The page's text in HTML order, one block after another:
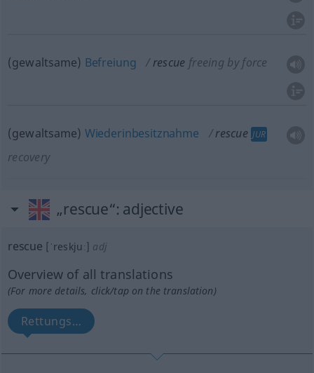
(gewaltsame) Befreiung rescue freeing by force
(gewaltsame) Wiederinbesitznahme rescue JUR
recovery
„rescue“: adjective
rescue [ˈreskjuː] adj
Overview of all translations
(For more details, click/tap on the translation)
Rettungs…